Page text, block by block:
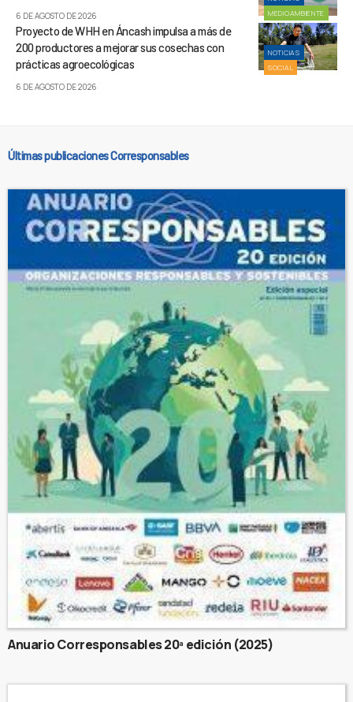
MEDIOAMBIENTE
6 DE AGOSTO DE 2026
NOTICIAS
SOCIAL
Proyecto de WHH en Áncash impulsa a más de
200 productores a mejorar sus cosechas con
prácticas agroecológicas
6 DE AGOSTO DE 2026
Últimas publicaciones Corresponsables
Anuario Corresponsables 20ª edición (2025)